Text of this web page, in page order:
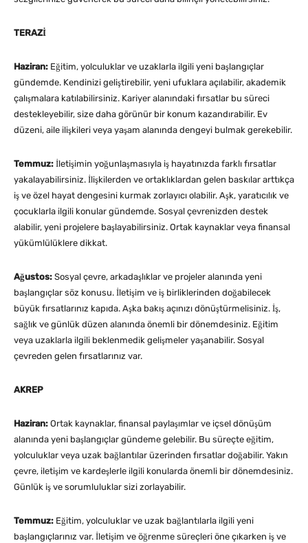
TERAZİ
Haziran: Eğitim, yolculuklar ve uzaklarla ilgili yeni başlangıçlar
gündemde. Kendinizi geliştirebilir, yeni ufuklara açılabilir, akademik
çalışmalara katılabilirsiniz. Kariyer alanındaki fırsatlar bu süreci
destekleyebilir, size daha görünür bir konum kazandırabilir. Ev
düzeni, aile ilişkileri veya yaşam alanında dengeyi bulmak gerekebilir.
Temmuz: İletişimin yoğunlaşmasıyla iş hayatınızda farklı fırsatlar
yakalayabilirsiniz. İlişkilerden ve ortaklıklardan gelen baskılar arttıkça
iş ve özel hayat dengesini kurmak zorlayıcı olabilir. Aşk, yaratıcılık ve
çocuklarla ilgili konular gündemde. Sosyal çevrenizden destek
alabilir, yeni projelere başlayabilirsiniz. Ortak kaynaklar veya finansal
yükümlülüklere dikkat.
Ağustos: Sosyal çevre, arkadaşlıklar ve projeler alanında yeni
başlangıçlar söz konusu. İletişim ve iş birliklerinden doğabilecek
büyük fırsatlarınız kapıda. Aşka bakış açınızı dönüştürmelisiniz. İş,
sağlık ve günlük düzen alanında önemli bir dönemdesiniz. Eğitim
veya uzaklarla ilgili beklenmedik gelişmeler yaşanabilir. Sosyal
çevreden gelen fırsatlarınız var.
AKREP
Haziran: Ortak kaynaklar, finansal paylaşımlar ve içsel dönüşüm
alanında yeni başlangıçlar gündeme gelebilir. Bu süreçte eğitim,
yolculuklar veya uzak bağlantılar üzerinden fırsatlar doğabilir. Yakın
çevre, iletişim ve kardeşlerle ilgili konularda önemli bir dönemdesiniz.
Günlük iş ve sorumluluklar sizi zorlayabilir.
Temmuz: Eğitim, yolculuklar ve uzak bağlantılarla ilgili yeni
başlangıçlarınız var. İletişim ve öğrenme süreçleri öne çıkarken iş ve